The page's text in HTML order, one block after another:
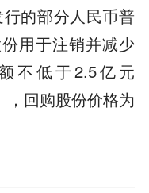
的部分人民币普
用于注销并减少
不低于2.5亿元
，回购股份价格为